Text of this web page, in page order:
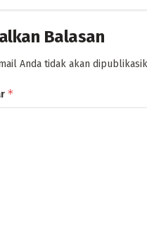
Balasan
Anda tidak akan
*